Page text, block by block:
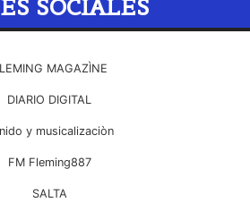
SOCIALES
MAGAZÌNE
DIARIO DIGITAL
y musicalizaciòn
FM Fleming887
SALTA